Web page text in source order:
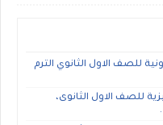
للصف الاول الثانوي الترم
للصف الاول الثانوى،